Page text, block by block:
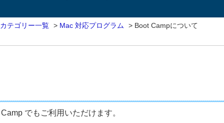
テゴリー一覧 > Mac 対応プログラム > Boot Campについて
でもご利用いただけます。